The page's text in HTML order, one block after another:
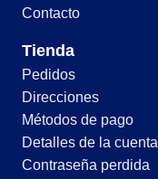
Contacto
Tienda
Pedidos
Direcciones
Métodos de pago
Detalles de la cuenta
Contraseña perdida